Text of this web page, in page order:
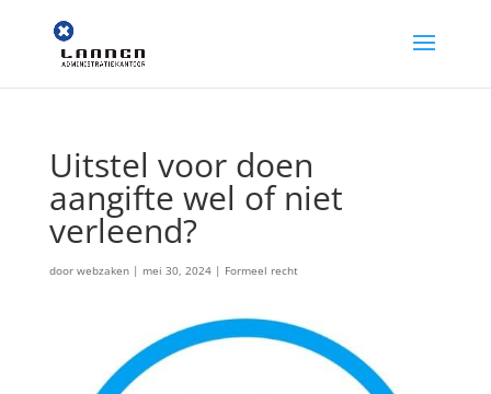
Uitstel voor doen
aangifte wel of niet
verleend?
door webzaken| mei 30, 2024| Formeel recht